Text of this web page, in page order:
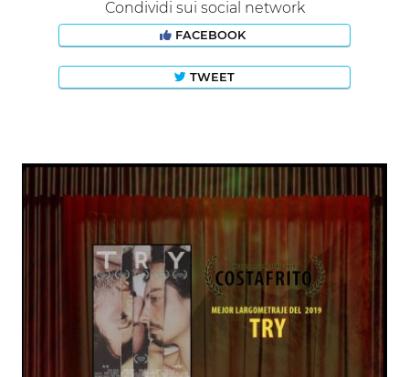
Condividi sui social network
FACEBOOK
TWEET